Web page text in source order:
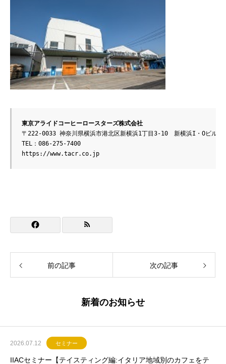
東京アライドコーヒーロースターズ株式会社
〒222-0033 神奈川県横浜市港北区新横浜1丁目3-10　新横浜I・Oビル
https://www.tacr.co.jp
前の記事 次の記事
新着のお知らせ
2026.07.12 セミナー
IIACセミナー【テイスティング編:イタリア地域別のカフェをテ